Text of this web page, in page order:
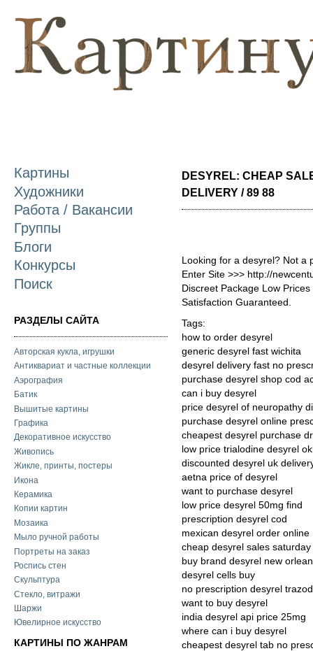
Картины
Художники
Работа / Вакансии
Группы
Блоги
Конкурсы
Поиск
РАЗДЕЛЫ САЙТА
Авторская кукла, игрушки
Антиквариат и частные коллекции
Аэрография
Батик
Вышитые картины
Графика
Декоративное искусство
Живопись
Жикле, принты, постеры
Икона
Керамика
Копии картин
Мозаика
Мыло ручной работы
Портреты на заказ
Роспись стен
Скульптура
Стекло, витражи
Шаржи
Ювелирное искусство
КАРТИНЫ ПО ЖАНРАМ
DESYREL: CHEAP
DELIVERY / 89 88
Looking for a desyrel? Not a
Enter Site >>> http://
Discreet Package Low
Satisfaction Guaranteed.
Tags:
how to order desyrel
generic desyrel fast wichita
desyrel delivery fast no
purchase desyrel shop cod
can i buy desyrel
price desyrel of neuropathy
purchase desyrel online
cheapest desyrel purchase
low price trialodine desyrel
discounted desyrel uk
aetna price of desyrel
want to purchase desyrel
low price desyrel 50mg find
prescription desyrel cod
mexican desyrel order online
cheap desyrel sales
buy brand desyrel new
desyrel cells buy
no prescription desyrel
want to buy desyrel
india desyrel api price 25mg
where can i buy desyrel
cheapest desyrel tab no